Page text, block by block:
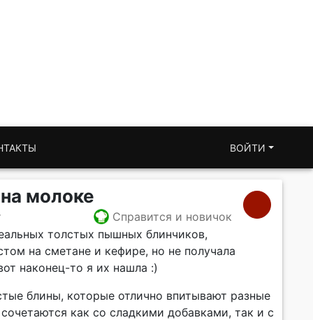
ВОЙТИ
молоке
Справится и новичок
толстых пышных блинчиков,
на сметане и кефире, но не получала
наконец-то я их нашла :)
блины, которые отлично впитывают разные
как со сладкими добавками, так и с